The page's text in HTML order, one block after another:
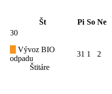
Št Pi So Ne
30
Vývoz BIO
odpadu
Štitáre
31 1 2